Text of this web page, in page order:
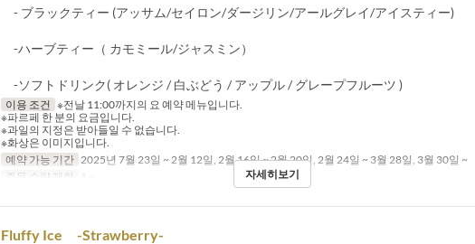
- ブラックティー (アッサム/セイロン/ダージリン/アールグレイ/アイスティー)
-ハーブティー（ カモミール/ジャスミン）
-ソフトドリンク( オレンジ / 白ぶどう / アップル / グレープフルーツ )
이용 조건 ※전날 11:00까지의 요 예약 메뉴입니다.
※파르페 한 분의 요금입니다.
※과일의 지정은 받아들일 수 없습니다.
※화상은 이미지입니다.
예약 가능 기간 2025년 7월 23일 ~ 2월 12일, 2월 16일 ~ 2월 20일, 2월 24일 ~ 3월 28일, 3월 30일 ~
주문 수량 제한
1 ~ 자세히보기
Fluffy Ice -Strawberry-